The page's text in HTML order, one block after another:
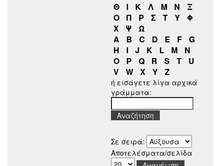
Θ
Ι Κ Λ Μ Ν
Ξ
Ο
Π Ρ Σ Τ Υ
Φ
Χ
Ψ
Ω
A
B C D E F
G
H
I J K L M
N
O
P Q R S T
U
V
W X Y Z
ή εισάγετε λίγα αρχικά
γράμματα:
Σε σειρά:
Αποτελέσματα/σελίδα